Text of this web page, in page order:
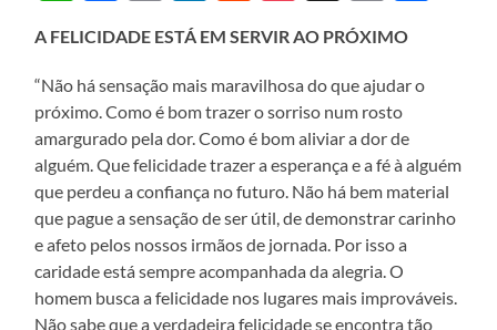
A FELICIDADE ESTÁ EM SERVIR AO PRÓXIMO
“Não há sensação mais maravilhosa do que ajudar o
próximo. Como é bom trazer o sorriso num rosto
amargurado pela dor. Como é bom aliviar a dor de
alguém. Que felicidade trazer a esperança e a fé à alguém
que perdeu a confiança no futuro. Não há bem material
que pague a sensação de ser útil, de demonstrar carinho
e afeto pelos nossos irmãos de jornada. Por isso a
caridade está sempre acompanhada da alegria. O
homem busca a felicidade nos lugares mais improváveis.
Não sabe que a verdadeira felicidade se encontra tão